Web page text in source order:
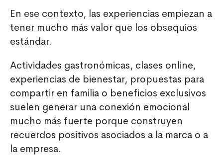
En ese contexto, las experiencias empiezan a
tener mucho más valor que los obsequios
estándar.
Actividades gastronómicas, clases online,
experiencias de bienestar, propuestas para
compartir en familia o beneficios exclusivos
suelen generar una conexión emocional
mucho más fuerte porque construyen
recuerdos positivos asociados a la marca o a
la empresa.